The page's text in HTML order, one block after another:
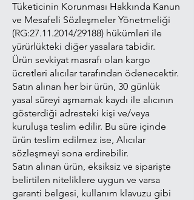
Tüketicinin Korunması Hakkında Kanun
ve Mesafeli Sözleşmeler Yönetmeliği
(RG:27.11.2014/29188) hükümleri ile
yürürlükteki diğer yasalara tabidir.
Ürün sevkiyat masrafı olan kargo
ücretleri alıcılar tarafından ödenecektir.
Satın alınan her bir ürün, 30 günlük
yasal süreyi aşmamak kaydı ile alıcının
gösterdiği adresteki kişi ve/veya
kuruluşa teslim edilir. Bu süre içinde
ürün teslim edilmez ise, Alıcılar
sözleşmeyi sona erdirebilir.
Satın alınan ürün, eksiksiz ve siparişte
belirtilen niteliklere uygun ve varsa
garanti belgesi, kullanım klavuzu gibi